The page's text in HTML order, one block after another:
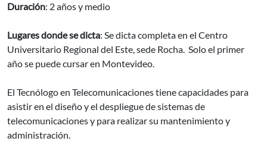
Duración: 2 años y medio
Lugares donde se dicta: Se dicta completa en el Centro
Universitario Regional del Este, sede Rocha. Solo el primer
año se puede cursar en Montevideo.
El Tecnólogo en Telecomunicaciones tiene capacidades para
asistir en el diseño y el despliegue de sistemas de
telecomunicaciones y para realizar su mantenimiento y
administración.